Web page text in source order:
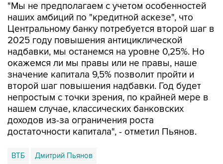
"Мы не предполагаем с учетом особенностей
наших амбиций по "кредитной аскезе", что
Центральному банку потребуется второй шаг в
2025 году повышения антициклической
надбавки, мы останемся на уровне 0,25%. Но
окажемся ли мы правы или не правы, наше
значение капитала 9,5% позволит пройти и
второй шаг повышения надбавки. Год будет
непростым с точки зрения, по крайней мере в
нашем случае, классических банковских
доходов из-за ограничения роста
достаточности капитала", - отметил Пьянов.
ВТБ Дмитрий Пьянов